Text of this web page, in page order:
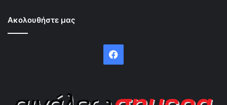
Ακολουθήστε μας
Facebook